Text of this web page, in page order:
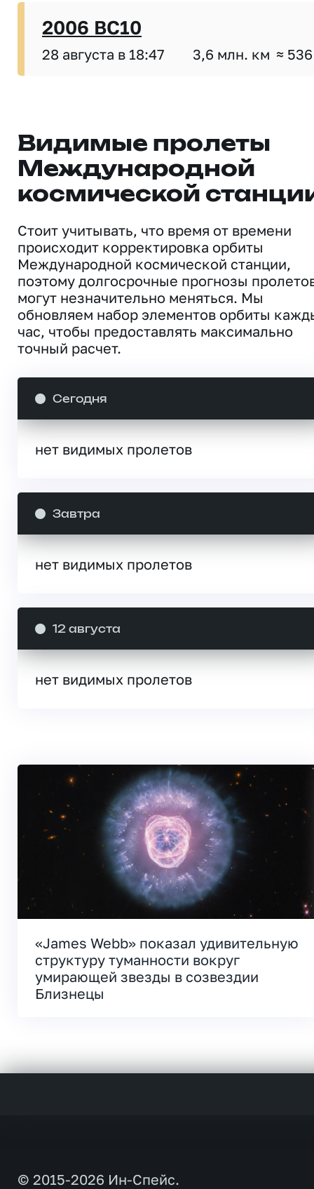
2006 BC10
28 августа в 18:47 3,6 млн. км ≈
Видимые пролеты
Международной
космической
Стоит учитывать, что время от времени
происходит корректировка орбиты
Международной космической станции,
поэтому долгосрочные прогнозы
могут незначительно меняться. Мы
обновляем набор элементов орбиты
час, чтобы предоставлять максимально
точный расчет.
Сегодня
нет видимых пролетов
Завтра
нет видимых пролетов
12 августа
нет видимых пролетов
«James Webb» показал удивительную
структуру туманности вокруг
умирающей звезды в созвездии
Близнецы
© 2015-2026 Ин-Спейс.